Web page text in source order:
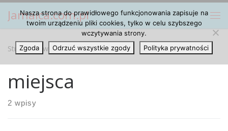
Przejdź do treści
Jamaica.com.pl
Strona główna » miejsca
miejsca
2 wpisy
Nasza strona do prawidłowego funkcjonowania zapisuje na
twoim urządzeniu pliki cookies, tylko w celu szybszego
wczytywania strony.
Zgoda
Odrzuć wszystkie zgody Polityka prywatności